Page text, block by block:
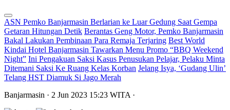
ASN Pemko Banjarmasin Berlarian ke Luar Gedung Saat Gempa
Getaran Hitungan Detik Berantas Geng Motor, Pemko Banjarmasin
Bakal Lakukan Pembinaan Para Remaja Terjaring Best World
Kindai Hotel Banjarmasin Tawarkan Menu Promo “BBQ Weekend
Night” Ini Pengakuan Saksi Kasus Penusukan Pelajar, Pelaku Minta
Ditemani Saksi Ke Ruang Kelas Korban Jelang Isya, ‘Gudang Ulin’
Telang HST Diamuk Si Jago Merah
Banjarmasin · 2 Jun 2023 15:23 WITA ·